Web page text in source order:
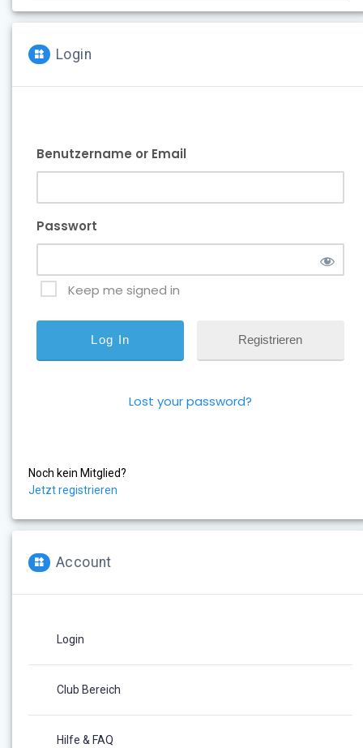
Login
Benutzername or Email
Passwort
Keep me signed in
Registrieren
Lost your password?
Noch kein Mitglied?
Jetzt registrieren
Account
Login
Club Bereich
Hilfe & FAQ